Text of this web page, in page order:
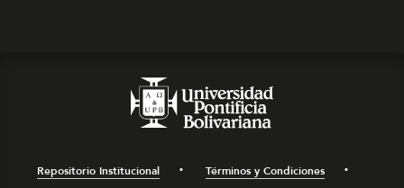
Repositorio Institucional Términos y Condiciones